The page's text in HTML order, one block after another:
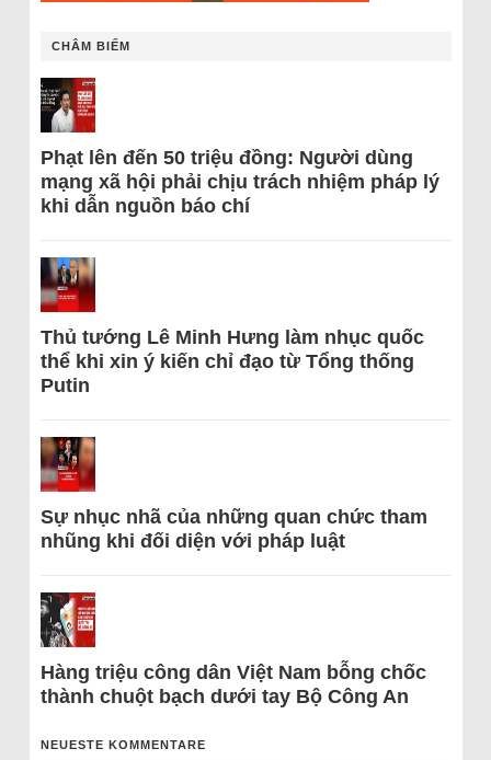
CHÂM BIẾM
Phạt lên đến 50 triệu đồng: Người dùng
mạng xã hội phải chịu trách nhiệm pháp lý
khi dẫn nguồn báo chí
Thủ tướng Lê Minh Hưng làm nhục quốc
thể khi xin ý kiến chỉ đạo từ Tổng thống
Putin
Sự nhục nhã của những quan chức tham
nhũng khi đối diện với pháp luật
Hàng triệu công dân Việt Nam bỗng chốc
thành chuột bạch dưới tay Bộ Công An
NEUESTE KOMMENTARE